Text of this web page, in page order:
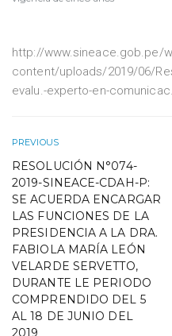
http://www.sineace.gob.pe/
content/uploads/2019/06/
evalu.-experto-en-
PREVIOUS
RESOLUCIÓN N°074-
2019-SINEACE-CDAH-P:
SE ACUERDA ENCARGAR
LAS FUNCIONES DE LA
PRESIDENCIA A LA DRA.
FABIOLA MARÍA LEÓN
VELARDE SERVETTO,
DURANTE LE PERIODO
COMPRENDIDO DEL 5
AL 18 DE JUNIO DEL
2019